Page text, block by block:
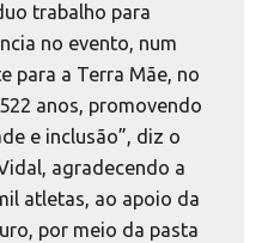
trabalho para
no evento, num
para a Terra Mãe, no
anos, promovendo
e inclusão”, diz o
agradecendo a
atletas, ao apoio da
por meio da pasta